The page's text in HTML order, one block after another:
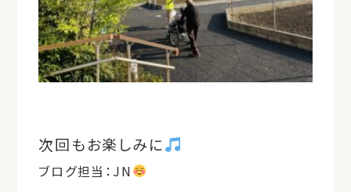
次回もお楽しみに
ブログ担当：JN